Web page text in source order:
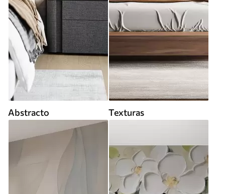
Abstracto Texturas